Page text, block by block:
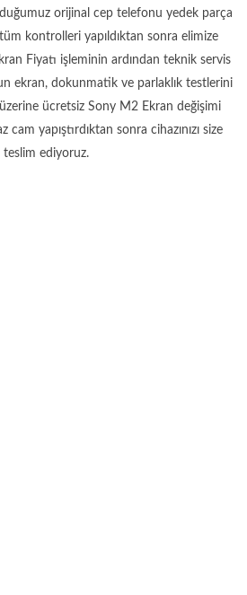
orijinal cep telefonu yedek parça
kontrolleri yapıldıktan sonra elimize
Fiyatı işleminin ardından teknik servis
ekran, dokunmatik ve parlaklık testlerini
ücretsiz Sony M2 Ekran değişimi
cam yapıştırdıktan sonra cihazınızı size
teslim ediyoruz.